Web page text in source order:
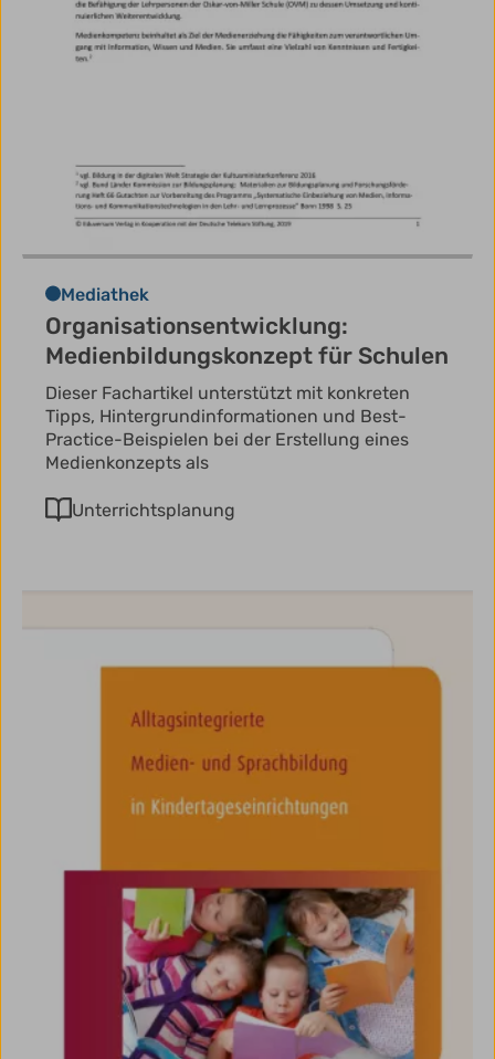
Mediathek
Organisationsentwicklung:
Medienbildungskonzept für Schulen
Dieser Fachartikel unterstützt mit konkreten
Tipps, Hintergrundinformationen und Best-
Practice-Beispielen bei der Erstellung eines
Medienkonzepts als
Unterrichtsplanung